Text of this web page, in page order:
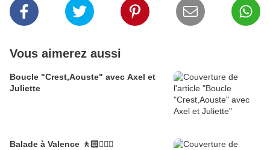
Vous aimerez aussi
Boucle "Crest,Aouste" avec Axel et
Juliette
Balade à Valence 🚶🏻🚶🏼‍♂️